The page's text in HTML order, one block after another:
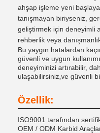
ahşap işleme yeni
tanışmayan biriyseniz,
geliştirmek için deneyimli
rehberlik veya
Bu yaygın hatalardan
güvenli ve uygun
deneyiminizi artırabilir,
ulaşabilirsiniz,ve güvenli
Özellik:
ISO9001 tarafından
OEM / ODM Karbid